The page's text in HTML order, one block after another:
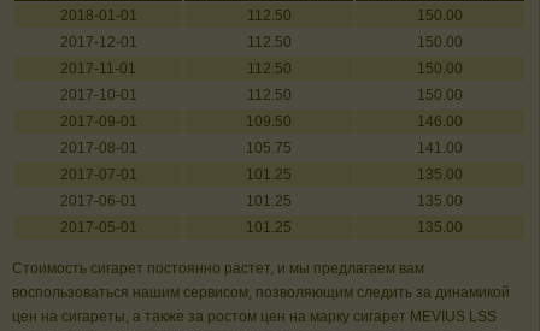
2018-01-01
112.50
150.00
2017-12-01
112.50
150.00
2017-11-01
112.50
150.00
2017-10-01
112.50
150.00
2017-09-01
109.50
146.00
2017-08-01
105.75
141.00
2017-07-01
101.25
135.00
2017-06-01
101.25
135.00
2017-05-01
101.25 135.00
Стоимость сигарет постоянно растет, и мы предлагаем вам
воспользоваться нашим сервисом, позволяющим следить за динамикой
цен на сигареты, а также за ростом цен на марку сигарет MEVIUS LSS